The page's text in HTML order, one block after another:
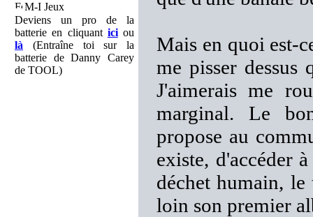
M-I Jeux
Deviens un pro de la
batterie en cliquant iciou
là (Entraîne toi sur la
batterie de Danny Carey
de TOOL)
Mais en quoi est-
me pisser
J'aimerais me
marginal. Le
propose au
existe, d'accéder
déchet humain, le
loin son premier